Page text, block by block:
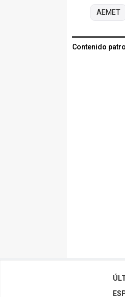
AEMET
Contenido